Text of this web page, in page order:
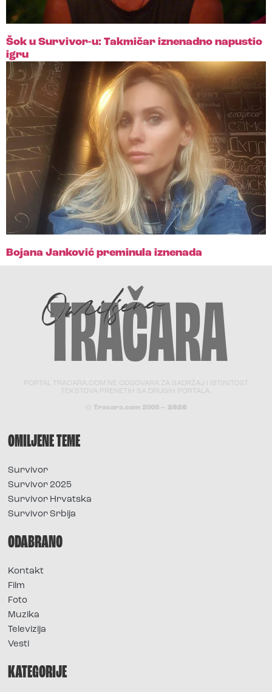
Šok u Survivor-u: Takmičar iznenadno napustio
igru
Bojana Janković preminula iznenada
PORTAL TRACARA.COM NE ODGOVARA ZA SADRŽAJ I ISTINITOST
TEKSTOVA PRENETIH SA DRUGIH PORTALA.
© Tracara.com 2008 – 2026
OMILJENE TEME
Survivor
Survivor 2025
Survivor Hrvatska
Survivor Srbija
ODABRANO
Kontakt
Film
Foto
Muzika
Televizija
Vesti
KATEGORIJE